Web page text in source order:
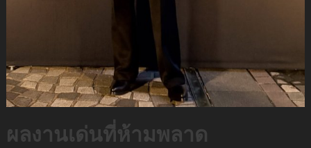
ผลงานเด่นที่ห้ามพลาด